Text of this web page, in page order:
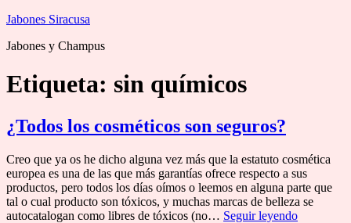
Saltar
contenido
Jabones Siracusa
Jabones y Champus
Etiqueta: sin químicos
¿Todos los cosméticos son seguros?
Creo que ya os he dicho alguna vez más que la estatuto cosmética
europea es una de las que más garantías ofrece respecto a sus
productos, pero todos los días oímos o leemos en alguna parte que
tal o cual producto son tóxicos, y muchas marcas de belleza se
autocatalogan como libres de tóxicos (no… Seguir leyendo¿Todos